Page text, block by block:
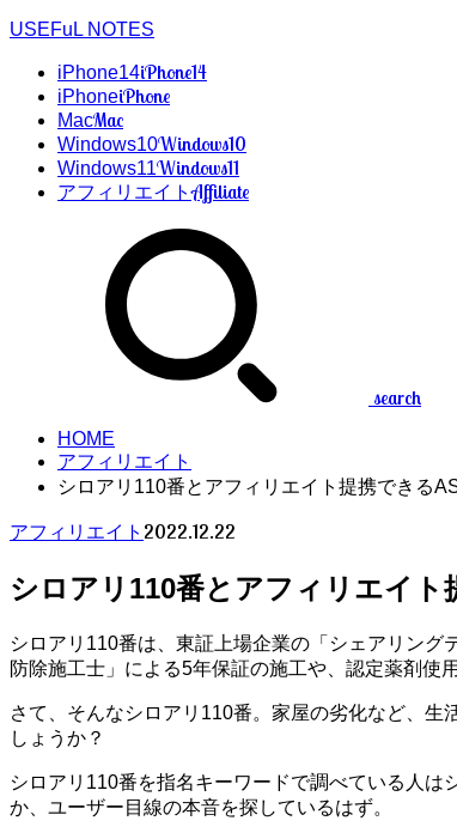
USEFuL NOTES
iPhone14iPhone14
iPhoneiPhone
MacMac
Windows10Windows10
Windows11Windows11
アフィリエイトAffiliate
search
HOME
アフィリエイト
シロアリ110番とアフィリエイト提携できる
アフィリエイト 2022.12.22
シロアリ110番とアフィリエイト
シロアリ110番は、東証上場企業の「シェアリン
防除施工士」による5年保証の施工や、認定薬剤使
さて、そんなシロアリ110番。家屋の劣化など、
しょうか？
シロアリ110番を指名キーワードで調べている人
か、ユーザー目線の本音を探しているはず。